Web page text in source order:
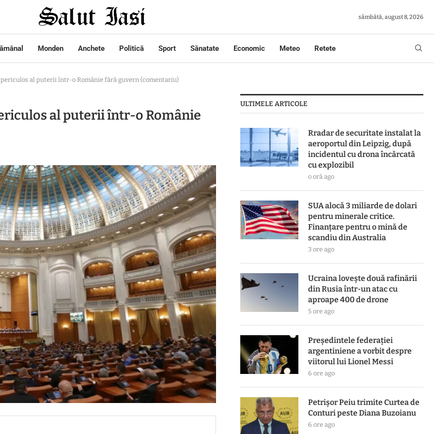
sâmbătă, august 8, 2026
Monden Anchete Politică Sport Sănatate Economic Meteo Retete
periculos al puterii într-o Românie fără guvern (comentariu)
al puterii într-o Românie
ULTIMELE ARTICOLE
Rradar de securitate instalat la
aeroportul din Leipzig, după
incidentul cu drona încărcată
cu explozibil
o oră ago
SUA alocă 3 miliarde de dolari
pentru minerale critice.
Finanțare pentru o mină de
scandiu din Australia
3 ore ago
Ucraina lovește două rafinării
din Rusia într-un atac cu
aproape 400 de drone
5 ore ago
Președintele federației
argentiniene a vorbit despre
viitorul lui Lionel Messi
6 ore ago
Petrișor Peiu trimite Curtea de
Conturi peste Diana Buzoianu
6 ore ago